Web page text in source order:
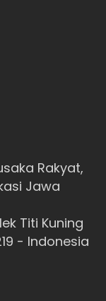
Rakyat,
Jawa
Titi Kuning
- Indonesia